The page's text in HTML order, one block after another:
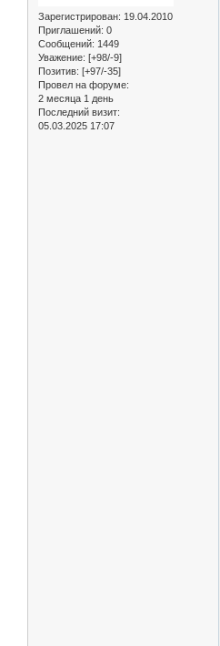
Зарегистрирован: 19.04.2010
Приглашений: 0
Сообщений: 1449
Уважение: [+98/-9]
Позитив: [+97/-35]
Провел на форуме:
2 месяца 1 день
Последний визит:
05.03.2025 17:07